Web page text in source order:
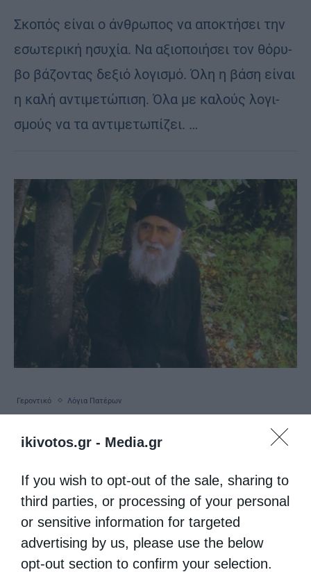
ikivotos.gr - Media.gr
If you wish to opt-out of the sale, sharing to
third parties, or processing of your personal
or sensitive information for targeted
advertising by us, please use the below
opt-out section to confirm your selection.
Σκο­πός εί­ναι ο άν­θρω­πος να απο­κτή­σει την
εσω­τε­ρι­κή ησυ­χία. Να αξιο­ποι­ή­σει τον θό­ρυ­
βο βά­ζον­τας δε­ξιό λο­γι­σμό. Όλη η βάση εί­ναι
η καλή αν­τι­με­τώ­πι­ση. Όλα με κα­λούς λο­γι­
σμούς να τα αν­τι­με­τω­πί­ζει. …
Γεροντικό Λόγια Πατέρων
Όταν κα­νείς αφή­νε­ται στον Θεό, ο Θεός δεν
τον αφή­νει. Και πράγ­μα­τι, αν χρεια­στείς αύ­
ριο στις δέκα η ώρα κάτι, όταν δεν εί­ναι πα­
ρά­λο­γο και εί­ναι ανάγ­κη πραγ­μα­τι­κή, εν­νιά